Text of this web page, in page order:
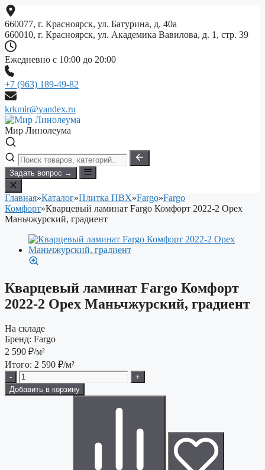
Перейти
к
содержимому
660077, г. Красноярск, ул. Батурина, д. 40а
660010, г. Красноярск, ул. Академика Вавилова, д. 1, стр. 39
Ежедневно с 10:00 до 20:00
+7 (963) 189-49-82
krkmir@yandex.ru
Мир Линолеума
Задать вопрос →
Главная»Каталог»Плитка ПВХ»Fargo»Fargo
Комфорт»Кварцевый ламинат Fargo Комфорт 2022-2 Орех
Маньчжурский, градиент
Кварцевый ламинат Fargo Комфорт
2022-2 Орех Маньчжурский, градиент
На складе
Бренд: Fargo
2 590 ₽/м²
Итого: 2 590 ₽/м²
-
+
Добавить в корзину